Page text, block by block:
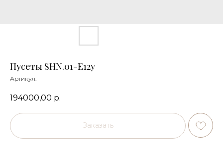
Пусеты SHN.01-E12y
Артикул:
194000,00 р.
Заказать